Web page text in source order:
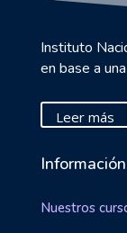
Instituto
en base a
Leer más
Información
Nuestros